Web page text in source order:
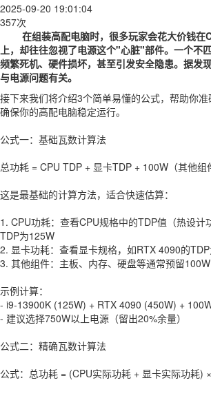
2025-09-20 19:01:04
357次
在组装高配电脑时，很多玩家会花大价钱在
上，却往往忽视了电源这个"心脏"部件。一个不
频繁死机、硬件损坏，甚至引发安全隐患。据发
与电源问题有关。
接下来我们将介绍3个简单易懂的公式，帮助你准
确保你的高配电脑稳定运行。
公式一：基础瓦数计算法
总功耗 = CPU TDP + 显卡TDP + 100W（其他组
这是最基础的计算方法，适合快速估算：
1. CPU功耗：查看CPU规格中的TDP值（热设计
TDP为125W
2. 显卡功耗：查看显卡规格，如RTX 4090的
3. 其他组件：主板、内存、硬盘等通常预留100W
示例计算：
- i9-13900K (125W) + RTX 4090 (450W) +
- 建议选择750W以上电源（留出20%余量）
公式二：精确瓦数计算法
公式：总功耗 = (CPU实际功耗 + 显卡实际功耗)